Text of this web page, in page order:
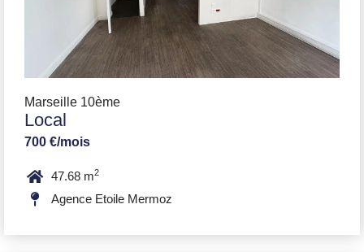
Marseille 10ème
Local
700 €/mois
47.68 m2
Agence Etoile Mermoz